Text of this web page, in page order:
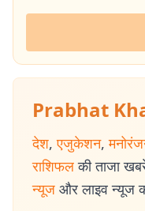
Prabhat
देश, एजुकेशन,
राशिफल की ताजा
न्यूज और लाइव न्यूज